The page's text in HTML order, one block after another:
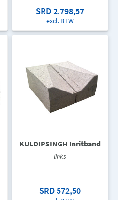
SRD 2.798,57
excl. BTW
KULDIPSINGH Inritband
links
SRD 572,50